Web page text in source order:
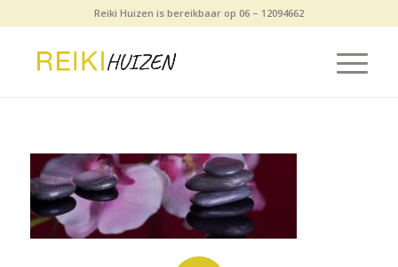
Reiki Huizen is bereikbaar op 06 – 12094662